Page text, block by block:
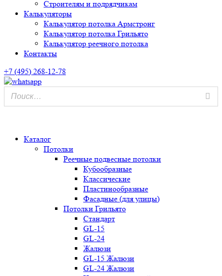
Строителям и подрядчикам
Калькуляторы
Калькулятор потолка Армстронг
Калькулятор потолка Грильято
Калькулятор реечного потолка
Контакты
+7 (495) 268-12-78
Каталог
Потолки
Реечные подвесные потолки
Кубообразные
Классические
Пластинообразные
Фасадные (для улицы)
Потолки Грильято
Стандарт
GL-15
GL-24
Жалюзи
GL-15 Жалюзи
GL-24 Жалюзи